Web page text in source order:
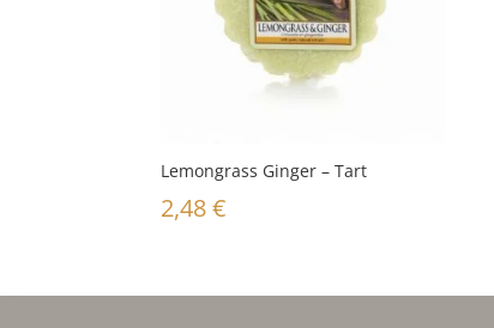
Lemongrass Ginger – Tart
2,48€